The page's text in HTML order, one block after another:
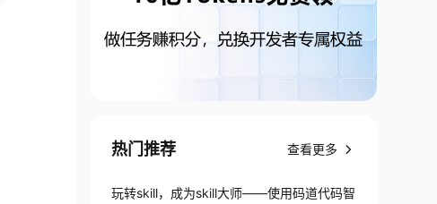
热门推荐 查看更多
玩转skill，成为skill大师——使用码道代码智